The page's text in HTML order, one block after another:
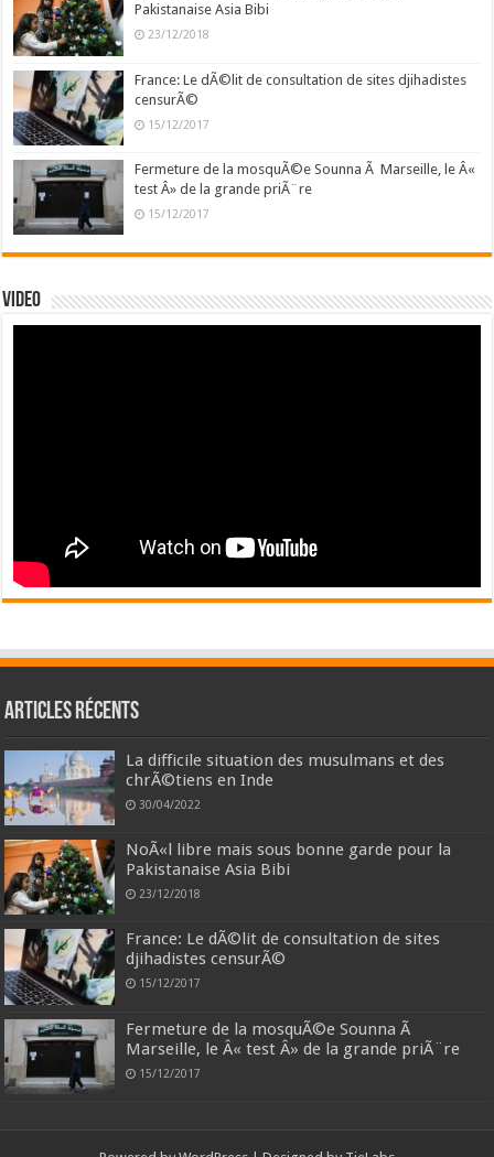
Pakistanaise Asia Bibi
23/12/2018
France: Le dÃ©lit de consultation de sites djihadistes
censurÃ©
15/12/2017
Fermeture de la mosquÃ©e Sounna Ã Marseille, le Â«
test Â» de la grande priÃ¨re
15/12/2017
Video
Articles récents
La difficile situation des musulmans et des
chrÃ©tiens en Inde
30/04/2022
NoÃ«l libre mais sous bonne garde pour la
Pakistanaise Asia Bibi
23/12/2018
France: Le dÃ©lit de consultation de sites
djihadistes censurÃ©
15/12/2017
Fermeture de la mosquÃ©e Sounna Ã
Marseille, le Â« test Â» de la grande priÃ¨re
15/12/2017